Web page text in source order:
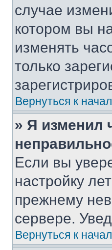
случае
котором вы
изменять
только
Вернуться к
» Я изменил
Если вы
настройку
прежнему
сервере.
Вернуться к